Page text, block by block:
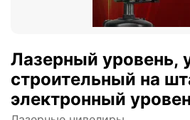
Лазерный уровень,
строительный на
электронный